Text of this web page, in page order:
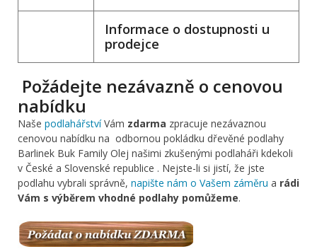
Informace o dostupnosti u
prodejce
Požádejte nezávazně o cenovou
nabídku
Naše podlahářstvíVám zdarma zpracuje nezávaznou
cenovou nabídku na odbornou pokládku dřevěné podlahy
Barlinek Buk Family Olej našimi zkušenými podlaháři kdekoli
v České a Slovenské republice . Nejste-li si jistí, že jste
podlahu vybrali správně, napište nám o Vašem záměru a rádi
Vám s výběrem vhodné podlahy pomůžeme.